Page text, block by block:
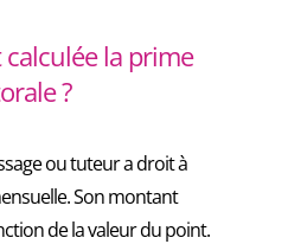
la prime
?
ou tuteur a droit à
Son montant
de la valeur du point.